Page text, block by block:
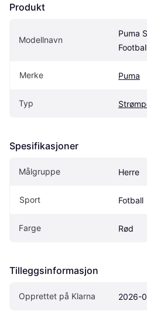
Produkt
Modellnavn
Puma
Merke Puma
Typ
Spesifikasjoner
Målgruppe Herre
Sport Fotball
Farge Rød
Tilleggsinformasjon
Opprettet på Klarna 2026-